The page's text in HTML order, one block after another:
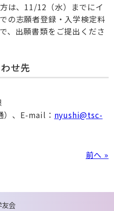
は、11/12（水）までにイ
の志願者登録・入学検定料
、出願書類をご提出くださ
せ先
、E-mail： nyushi@tsc-
前へ »
友会